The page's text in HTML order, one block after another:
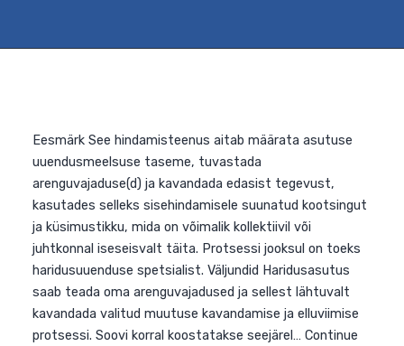
readingMuutuste
suurendamine